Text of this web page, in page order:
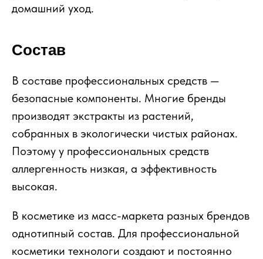
домашний уход.
Состав
В составе профессиональных средств —
безопасные компоненты. Многие бренды
производят экстракты из растений,
собранных в экологически чистых районах.
Поэтому у профессиональных средств
аллергенность низкая, а эффективность
высокая.
В косметике из масс-маркета разных брендов
однотипный состав. Для профессиональной
косметики технологи создают и постоянно